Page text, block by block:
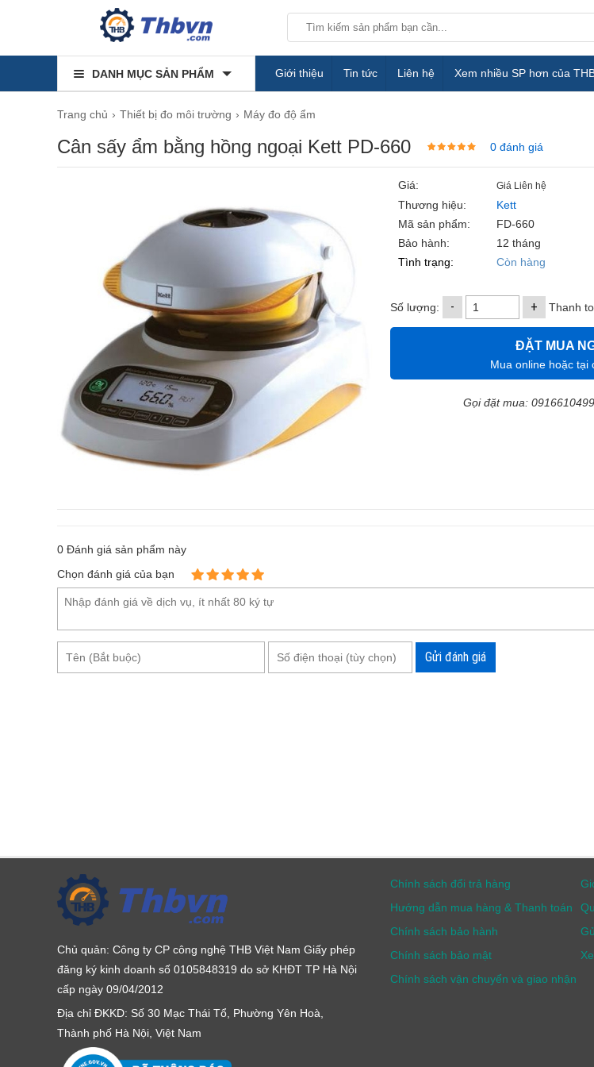
DANH MỤC SẢN PHẨM Giới thiệu Tin tức Liên hệ Xem nhiều SP hơn của
Trang chủ Thiết bị đo môi trường Máy đo độ ẩm
Cân sấy ẩm bằng hồng ngoại Kett PD-660 0 đánh giá
Giá: Giá Liên hệ
Thương hiệu:
Kett
Mã sản phẩm:
FD-660
Bảo hành:
12 tháng
Tình trạng:
Còn hàng
Số lượng: - + Thanh
ĐẶT MUA
Mua online hoặc tại
Gọi đặt mua:
0 Đánh giá sản phẩm này
Chọn đánh giá của bạn
Gửi đánh giá
Chủ quản: Công ty CP công nghệ THB Việt Nam Giấy phép
đăng ký kinh doanh số 0105848319 do sở KHĐT TP Hà Nội
cấp ngày 09/04/2012
Địa chỉ ĐKKD: Số 30 Mạc Thái Tổ, Phường Yên Hoà,
Thành phố Hà Nội, Việt Nam
Chính sách đổi trả hàng
Hướng dẫn mua hàng & Thanh toán
Chính sách bảo hành
Chính sách bảo mật
Chính sách vận chuyển và giao nhận